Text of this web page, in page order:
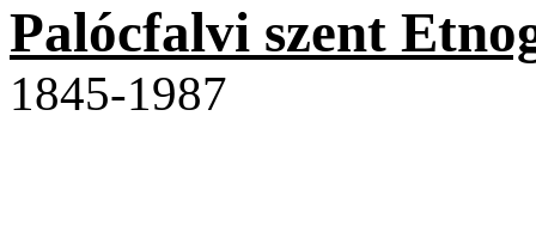
Palócfalvi szent
1845-1987